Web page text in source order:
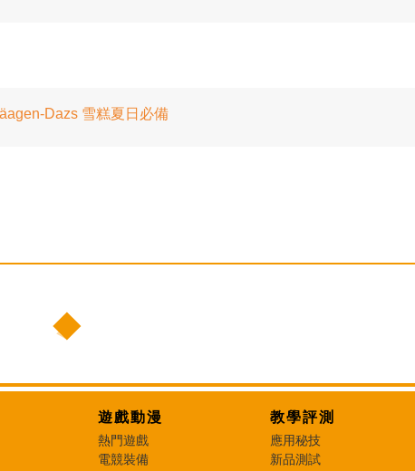
Dazs 雪糕夏日必備
遊戲動漫
熱門遊戲
電競裝備
教學評測
應用秘技
新品測試